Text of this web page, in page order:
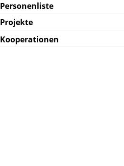
Personenliste
Projekte
Kooperationen